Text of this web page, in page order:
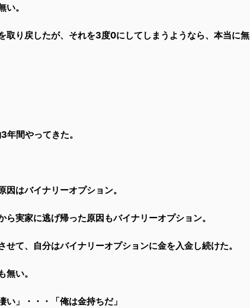
い。
取り戻したが、それを3度0にしてしまうようなら、本当に無
間やってきた。
因はバイナリーオプション。
ら実家に逃げ帰った原因もバイナリーオプション。
せて、自分はバイナリーオプションに金を入金し続けた。
無い。
い」・・・「俺は金持ちだ」